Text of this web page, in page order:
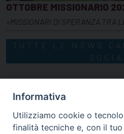
OTTOBRE MISSIONARIO
«MISSIONARI DI SPERANZA TRA
TUTTE LE NEWS
Informativa
Utilizziamo cookie o
finalità tecniche e, con il